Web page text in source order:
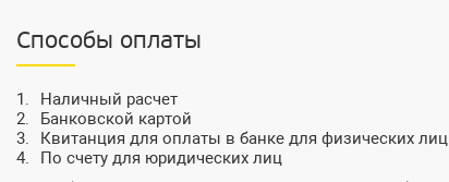
Способы оплаты
Наличный расчет
Банковской картой
Квитанция для оплаты в банке для физических лиц
По счету для юридических лиц